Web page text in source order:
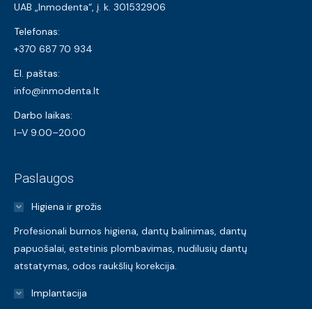
UAB „Inmodenta“, į. k. 301532906
Telefonas:
+370 687 70 934
El. paštas:
info@inmodenta.lt
Darbo laikas:
I–V 9.00–20.00
Paslaugos
Higiena ir grožis
Profesionali burnos higiena, dantų balinimas, dantų
papuošalai, estetinis plombavimas, nudilusių dantų
atstatymas, odos raukšlių korekcija.
Implantacija